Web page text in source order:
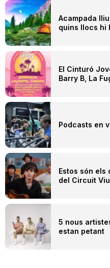
Acampada
quins llocs hi
El Cinturó
Barry B, La
Podcasts en
Estos són
del Circuit Viu
5 nous
estan petant